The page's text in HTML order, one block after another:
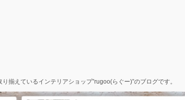
揃えているインテリアショップ”rugoo(らぐー)”のブログです。